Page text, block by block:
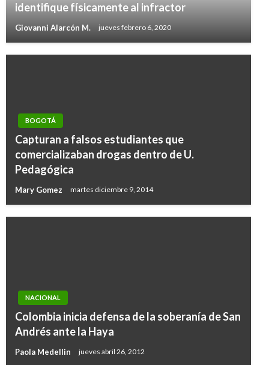
identifique físicamente al infractor
Giovanni Alarcón M. jueves febrero 6, 2020
BOGOTÁ
Capturan a falsos estudiantes que
comercializaban drogas dentro de U.
Pedagógica
Mary Gomez martes diciembre 9, 2014
NACIONAL
Colombia inicia defensa de la soberanía de San
Andrés ante la Haya
Paola Medellin jueves abril 26, 2012